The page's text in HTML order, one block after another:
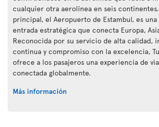
cualquier otra aerolínea en seis
principal, el Aeropuerto de Estambul, es
entrada estratégica que conecta Europa,
Reconocida por su servicio de alta calidad,
continua y compromiso con la excelencia,
ofrece a los pasajeros una experiencia de
conectada globalmente.
Más información